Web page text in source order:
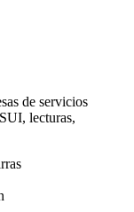
de servicios
lecturas,